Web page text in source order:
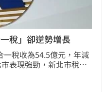
稅」卻逆勢增長
稅收為54.5億元，年減
表現強勁，新北市稅收
易量縮，稅收年減達